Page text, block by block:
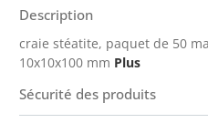
Description
craie stéatite, paquet de 50
10x10x100 mm Plus
Sécurité des produits